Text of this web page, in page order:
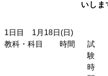
いしま
1日目
1月18日(日)
教科・科目
時間
試
験
時